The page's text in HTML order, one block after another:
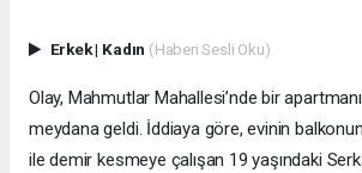
Erkek| Kadın (Haberi Sesli Oku)
Olay, Mahmutlar Mahallesi’nde bir
meydana geldi. İddiaya göre, evinin
ile demir kesmeye çalışan 19 yaşındaki